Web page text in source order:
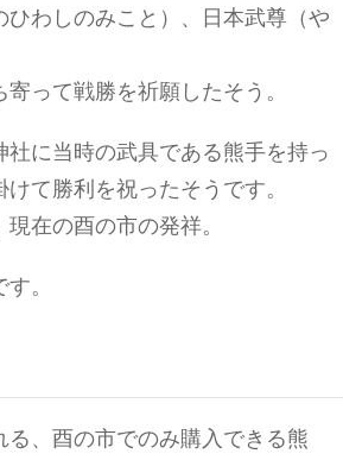
わしのみこと）、日本武尊（や
って戦勝を祈願したそう。
に当時の武具である熊手を持っ
て勝利を祝ったそうです。
在の酉の市の発祥。
。
、酉の市でのみ購入できる熊